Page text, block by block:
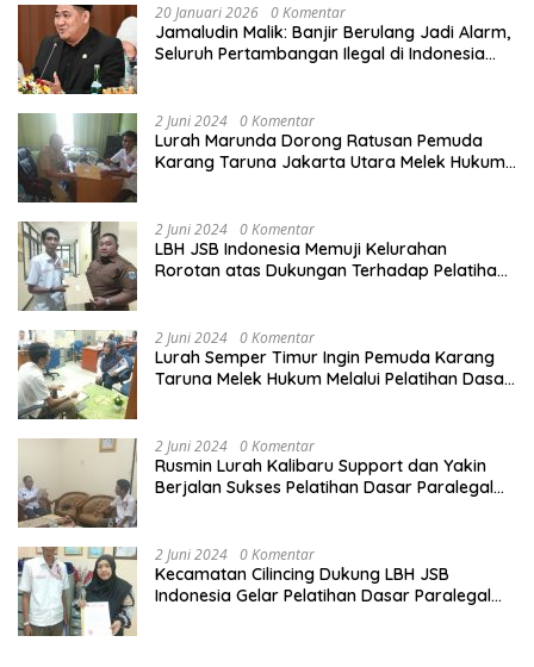
20 Januari 2026 0 Komentar
Jamaludin Malik: Banjir Berulang Jadi Alarm,
Seluruh Pertambangan Ilegal di Indonesia
2 Juni 2024 0 Komentar
Lurah Marunda Dorong Ratusan Pemuda
Karang Taruna Jakarta Utara Melek Hukum
2 Juni 2024 0 Komentar
LBH JSB Indonesia Memuji Kelurahan
Rorotan atas Dukungan Terhadap Pelatihan
2 Juni 2024 0 Komentar
Lurah Semper Timur Ingin Pemuda Karang
Taruna Melek Hukum Melalui Pelatihan Dasar
2 Juni 2024 0 Komentar
Rusmin Lurah Kalibaru Support dan Yakin
Berjalan Sukses Pelatihan Dasar Paralegal
2 Juni 2024 0 Komentar
Kecamatan Cilincing Dukung LBH JSB
Indonesia Gelar Pelatihan Dasar Paralegal